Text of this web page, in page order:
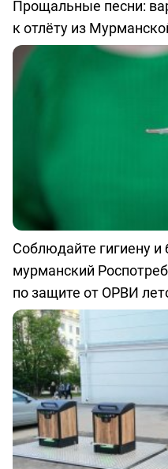
Прощальные песни:
к отлёту из
Соблюдайте гигиену и
мурманский
по защите от ОРВИ